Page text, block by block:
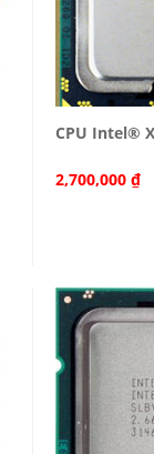
CPU Intel®
2,700,000 ₫